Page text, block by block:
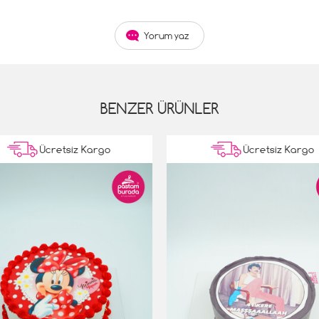
Yorum yaz
BENZER ÜRÜNLER
Ücretsiz Kargo Ücretsiz Kargo